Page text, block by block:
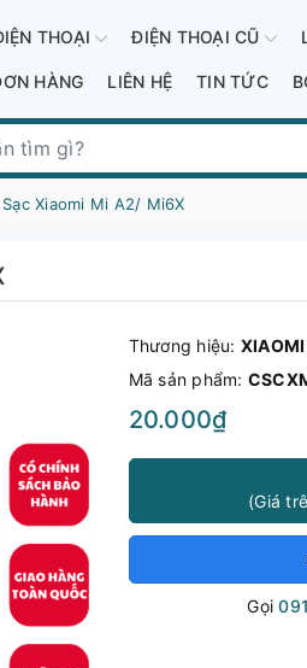
THOẠI ĐIỆN THOẠI CŨ
HÀNG LIÊN HỆ TIN TỨC
Xiaomi Mi A2/ Mi6X
Thương hiệu: XIAOMI
Mã sản phẩm:
20.000₫
(Giá
Gọi